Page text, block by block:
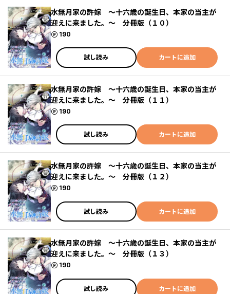
水無月家の許嫁 ～十六歳の誕生日、本家の当主が
迎えに来ました。～ 分冊版（１０）
190
ポイント
試し読み カートに追加
水無月家の許嫁 ～十六歳の誕生日、本家の当主が
迎えに来ました。～ 分冊版（１１）
190
ポイント
試し読み カートに追加
水無月家の許嫁 ～十六歳の誕生日、本家の当主が
迎えに来ました。～ 分冊版（１２）
190
ポイント
試し読み カートに追加
水無月家の許嫁 ～十六歳の誕生日、本家の当主が
迎えに来ました。～ 分冊版（１３）
190
ポイント
試し読み カートに追加